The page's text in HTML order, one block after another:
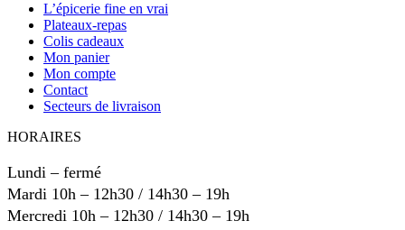
L’épicerie fine en vrai
Plateaux-repas
Colis cadeaux
Mon panier
Mon compte
Contact
Secteurs de livraison
HORAIRES
Lundi – fermé
Mardi 10h – 12h30 / 14h30 – 19h
Mercredi 10h – 12h30 / 14h30 – 19h